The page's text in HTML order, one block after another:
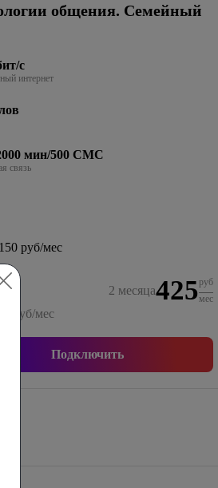
общения. Семейный
с
интернет
мин/500 СМС
связь
руб/мес
2 месяца425руб
мес
руб/мес
Подключить